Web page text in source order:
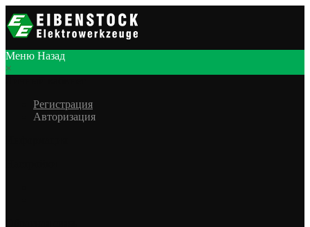
Меню Назад
×
Регистрация
Авторизация